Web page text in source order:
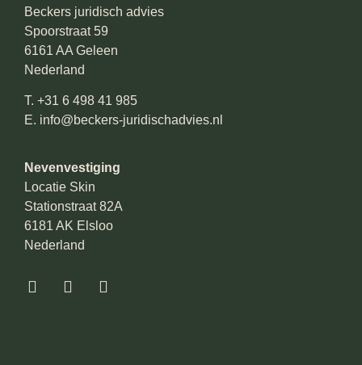
Beckers juridisch advies
Spoorstraat 59
6161 AA Geleen
Nederland
T. +31 6 498 41 985
E. info@beckers-juridischadvies.nl
Nevenvestiging
Locatie Skin
Stationstraat 82A
6181 AK Elsloo
Nederland